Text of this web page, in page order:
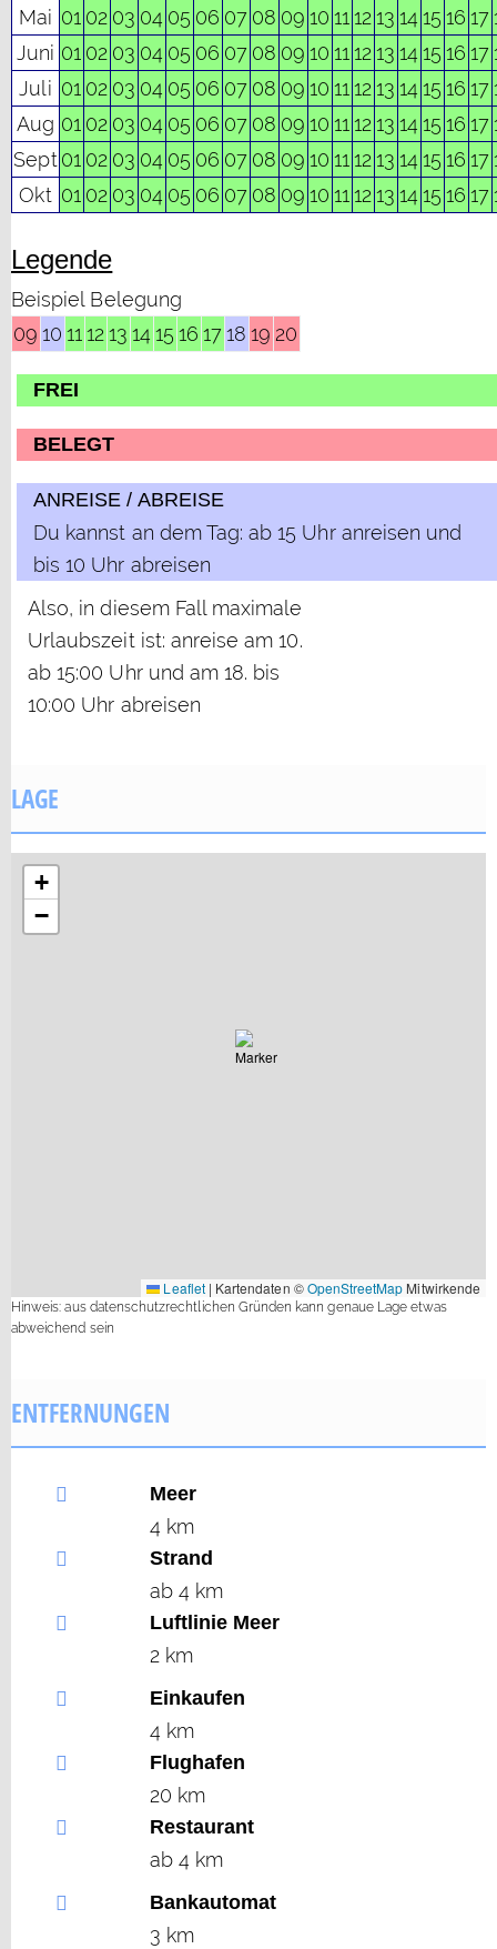
Mai 01 02 03 04 05 06 07 08 09 10 11 12 13 14 15 16 17
Juni 01 02 03 04 05 06 07 08 09 10 11 12 13 14 15 16 17
Juli 01 02 03 04 05 06 07 08 09 10 11 12 13 14 15 16 17
Aug 01 02 03 04 05 06 07 08 09 10 11 12 13 14 15 16 17
Sept 01 02 03 04 05 06 07 08 09 10 11 12 13 14 15 16 17
Okt 01 02 03 04 05 06 07 08 09 10 11 12 13 14 15 16 17
Legende
Beispiel Belegung
09 10 111213 14 15 16 1718 19 20
FREI
BELEGT
ANREISE / ABREISE
Du kannst an dem Tag: ab 15 Uhr anreisen und
bis 10 Uhr abreisen
Also, in diesem Fall maximale
Urlaubszeit ist: anreise am 10.
ab 15:00 Uhr und am 18. bis
10:00 Uhr abreisen
LAGE
+
−
Leaflet | Kartendaten ©OpenStreetMap Mitwirkende
Hinweis: aus datenschutzrechtlichen Gründen kann genaue Lage etwas
abweichend sein
ENTFERNUNGEN
Meer
4 km
Strand
ab 4 km
Luftlinie Meer
2 km
Einkaufen
4 km
Flughafen
20 km
Restaurant
ab 4 km
Bankautomat
3 km